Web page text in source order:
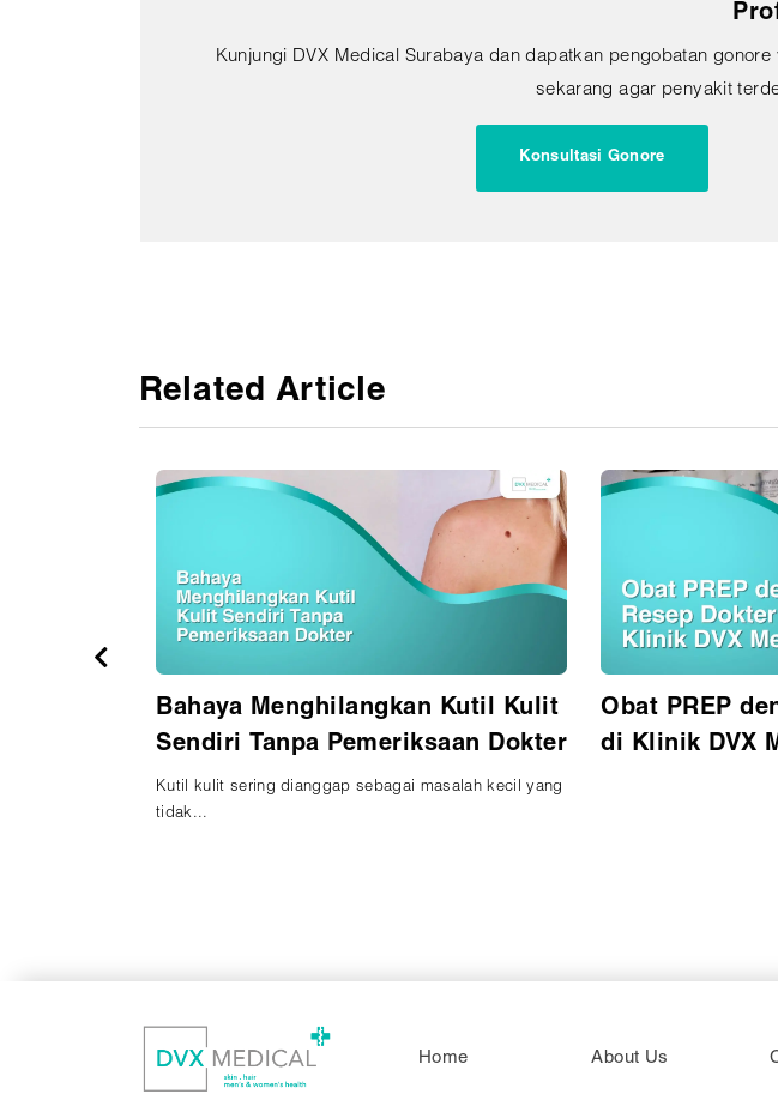
Kunjungi DVX Medical Surabaya dan dapatkan pengobatan
sekarang agar penyakit
Konsultasi Gonore
Related Article
Bahaya Menghilangkan Kutil Kulit
Sendiri Tanpa Pemeriksaan Dokter
Kutil kulit sering dianggap sebagai masalah kecil yang
tidak...
Obat PREP
di Klinik DVX
Home About Us